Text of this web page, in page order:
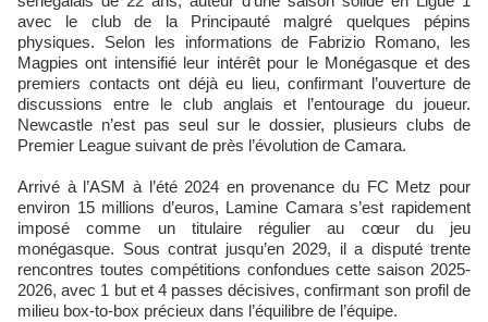
avec le club de la Principauté malgré quelques pépins
physiques. Selon les informations de Fabrizio Romano, les
Magpies ont intensifié leur intérêt pour le Monégasque et des
premiers contacts ont déjà eu lieu, confirmant l’ouverture de
discussions entre le club anglais et l’entourage du joueur.
Newcastle n’est pas seul sur le dossier, plusieurs clubs de
Premier League suivant de près l’évolution de Camara.
Arrivé à l’ASM à l’été 2024 en provenance du FC Metz pour
environ 15 millions d’euros, Lamine Camara s’est rapidement
imposé comme un titulaire régulier au cœur du jeu
monégasque. Sous contrat jusqu’en 2029, il a disputé trente
rencontres toutes compétitions confondues cette saison 2025-
2026, avec 1 but et 4 passes décisives, confirmant son profil de
milieu box-to-box précieux dans l’équilibre de l’équipe.